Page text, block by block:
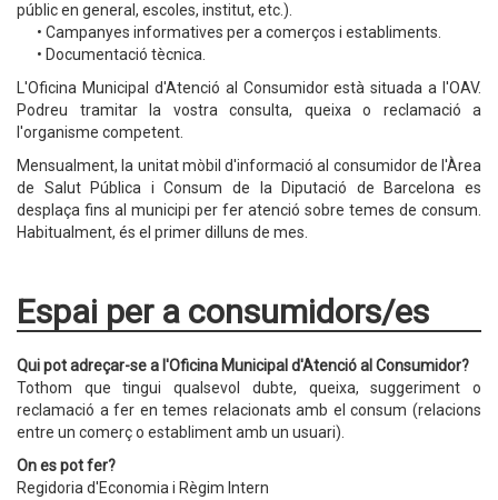
públic en general, escoles, institut, etc.).
• Campanyes informatives per a comerços i establiments.
• Documentació tècnica.
L'Oficina Municipal d'Atenció al Consumidor està situada a l'OAV.
Podreu tramitar la vostra consulta, queixa o reclamació a
l'organisme competent.
Mensualment, la unitat mòbil d'informació al consumidor de l'Àrea
de Salut Pública i Consum de la Diputació de Barcelona es
desplaça fins al municipi per fer atenció sobre temes de consum.
Habitualment, és el primer dilluns de mes.
Espai per a consumidors/es
Qui pot adreçar-se a l'Oficina Municipal d'Atenció al Consumidor?
Tothom que tingui qualsevol dubte, queixa, suggeriment o
reclamació a fer en temes relacionats amb el consum (relacions
entre un comerç o establiment amb un usuari).
On es pot fer?
Regidoria d'Economia i Règim Intern